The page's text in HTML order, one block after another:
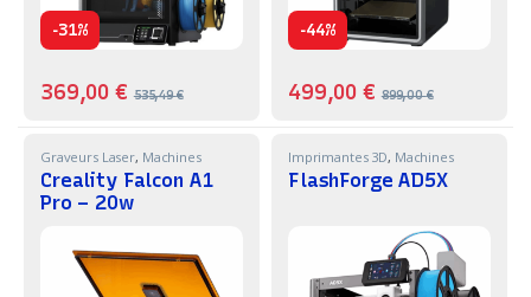
-31%
369,00€ 535,49€
-44%
499,00€ 899,00€
Graveurs Laser, Machines
Creality Falcon A1
Pro – 20w
Imprimantes 3D, Machines
FlashForge AD5X